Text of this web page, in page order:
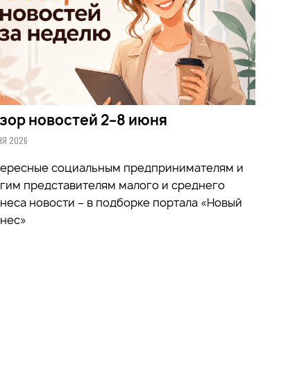
новостей 2–8 июня
2026
социальным предпринимателям и
представителям малого и среднего
новости – в подборке портала «Новый